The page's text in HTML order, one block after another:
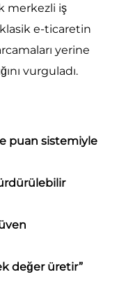
merkezli iş
klasik e-ticaretin
yerine
vurguladı.
puan sistemiyle
değer üretir”